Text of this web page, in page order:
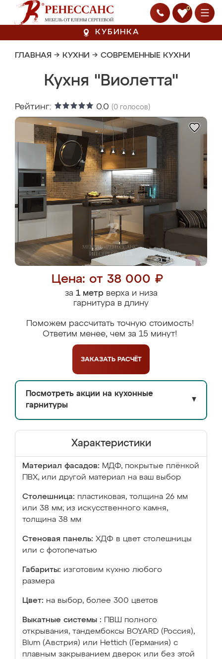
0
КУБИНКА
ГЛАВНАЯ → КУХНИ → СОВРЕМЕННЫЕ КУХНИ
Кухня "Виолетта"
Рейтинг: 0.0 (0 голосов)
Цена: от 38 000 ₽
за 1 метрверха и низа
гарнитура в длину
Поможем рассчитать точную стоимость!
Ответим менее, чем за 15 минут!
ЗАКАЗАТЬ РАСЧЁТ
Посмотреть акции на кухонные
гарнитуры
▼
Характеристики
Материал фасадов: МДФ, покрытые плёнкой
ПВХ, или другой материал на ваш выбор
Столешница: пластиковая, толщина 26 мм
или 38 мм; из искусственного камня,
толщина 38 мм
Стеновая панель: ХДФ в цвет столешницы
или с фотопечатью
Габариты: изготовим кухню любого
размера
Цвет: на выбор, более 300 цветов
Выкатные системы :
ПВШ полного
открывания, тандембоксы BOYARD (Россия),
Blum (Австрия) или Hettich (Германия) с
плавным закрыванием дверок или без этой